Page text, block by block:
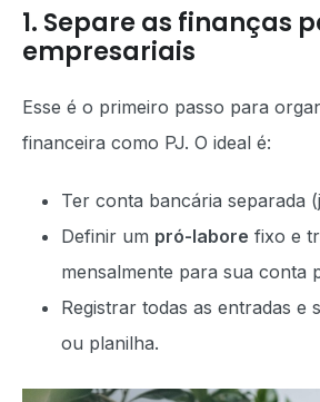
1. Separe as finanças
empresariais
Esse é o primeiro passo para
financeira como PJ. O ideal é:
Ter conta bancária separada
Definir um pró-labore fixo e
mensalmente para sua conta
Registrar todas as entradas e
ou planilha.